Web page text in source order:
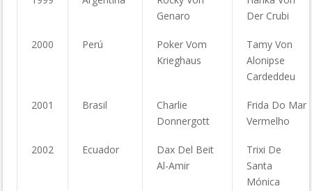
Genaro
Der Crubi
2000 Perú
Poker Vom
Krieghaus
Tamy Von
Alonipse
Cardeddeu
2001 Brasil
Charlie
Donnergott
Frida Do Mar
Vermelho
2002 Ecuador
Dax Del Beit
Al-Amir
Trixi De
Santa
Mónica